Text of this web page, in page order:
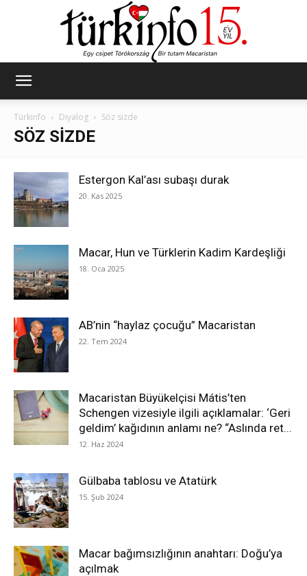
Türkinfo Diyalog Söz sizde
SÖZ SIZDE
Estergon Kal’ası subaşı durak
20. Kas 2025
Macar, Hun ve Türklerin Kadim Kardeşliği
18. Oca 2025
AB’nin “haylaz çocuğu” Macaristan
22. Tem 2024
Macaristan Büyükelçisi Mátis’ten
Schengen vizesiyle ilgili açıklamalar: ‘Geri
geldim’ kağıdının anlamı ne? “Aslında ret...
12. Haz 2024
Gülbaba tablosu ve Atatürk
15. Şub 2024
Macar bağımsızlığının anahtarı: Doğu’ya
açılmak